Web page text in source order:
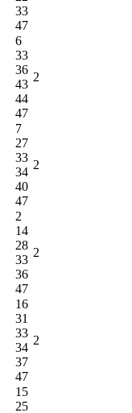
33
47
6
33
36
43
44
47
2
7
27
33
34
40
47
2
2
14
28
33
36
47
2
16
31
33
34
37
47
2
15
25